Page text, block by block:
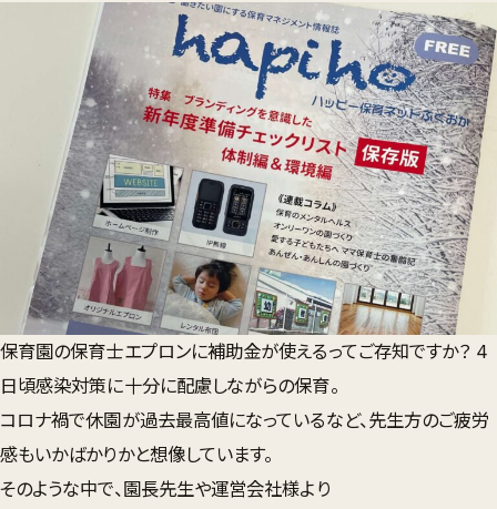
保育園の保育士エプロンに補助金が使えるってご存知ですか？ 4
日頃感染対策に十分に配慮しながらの保育。
コロナ禍で休園が過去最高値になっているなど、 先生方のご疲労
感もいかばかりかと想像しています。
そのような中で、園長先生や運営会社様より